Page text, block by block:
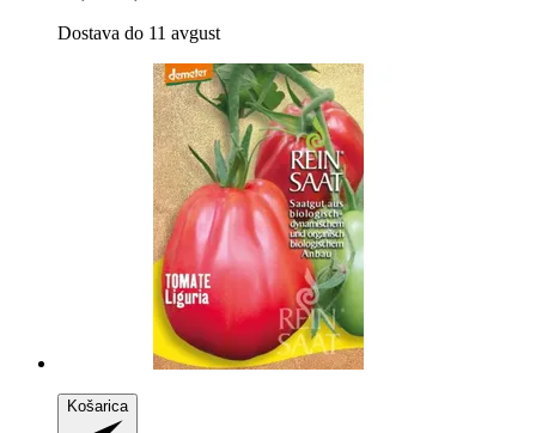
Dostava do 11 avgust
Košarica